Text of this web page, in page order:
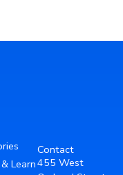
Learn
Contact
455 West